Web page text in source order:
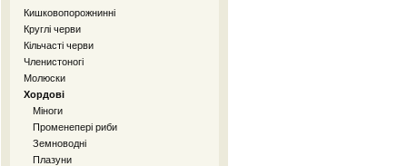
Кишковопорожнинні
Круглі черви
Кільчасті черви
Членистоногі
Молюски
Хордові
Міноги
Променепері риби
Земноводні
Плазуни